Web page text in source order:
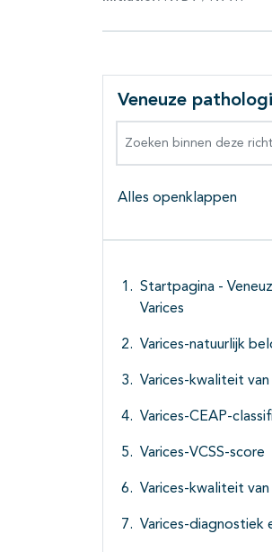
Veneuze
Alles openklappen
Startpagina -
Varices
Varices-natuurlijk
Varices-kwaliteit van
Varices-CEAP-
Varices-VCSS-score
Varices-kwaliteit
Varices-diagnostiek